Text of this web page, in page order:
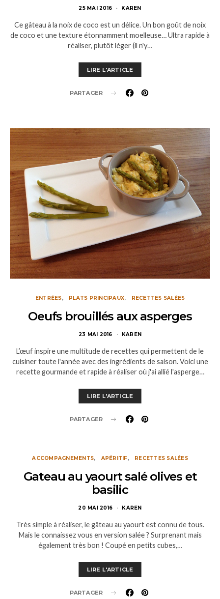
25 MAI 2016 KAREN
Ce gâteau à la noix de coco est un délice. Un bon goût de noix
de coco et une texture étonnamment moelleuse… Ultra rapide à
réaliser, plutôt léger (il n'y…
LIRE L'ARTICLE
PARTAGER
ENTRÉES PLATS PRINCIPAUX RECETTES SALÉES
Oeufs brouillés aux asperges
23 MAI 2016 KAREN
L’œuf inspire une multitude de recettes qui permettent de le
cuisiner toute l'année avec des ingrédients de saison. Voici une
recette gourmande et rapide à réaliser où j'ai allié l'asperge…
LIRE L'ARTICLE
PARTAGER
ACCOMPAGNEMENTS APÉRITIF RECETTES SALÉES
Gateau au yaourt salé olives et
basilic
20 MAI 2016 KAREN
Très simple à réaliser, le gâteau au yaourt est connu de tous.
Mais le connaissez vous en version salée ? Surprenant mais
également très bon ! Coupé en petits cubes,…
LIRE L'ARTICLE
PARTAGER